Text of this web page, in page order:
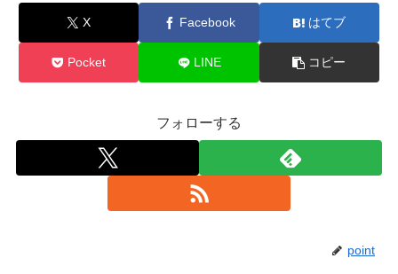
X Facebook はてブ
Pocket LINE コピー
フォローする
point